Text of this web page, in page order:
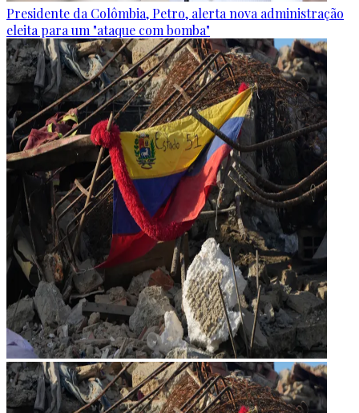
Presidente da Colômbia, Petro, alerta nova administração
eleita para um "ataque com bomba"